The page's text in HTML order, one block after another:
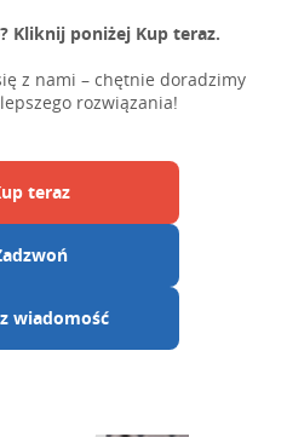
Kliknij poniżej Kup teraz.
z nami – chętnie doradzimy
rozwiązania!
teraz
wiadomość